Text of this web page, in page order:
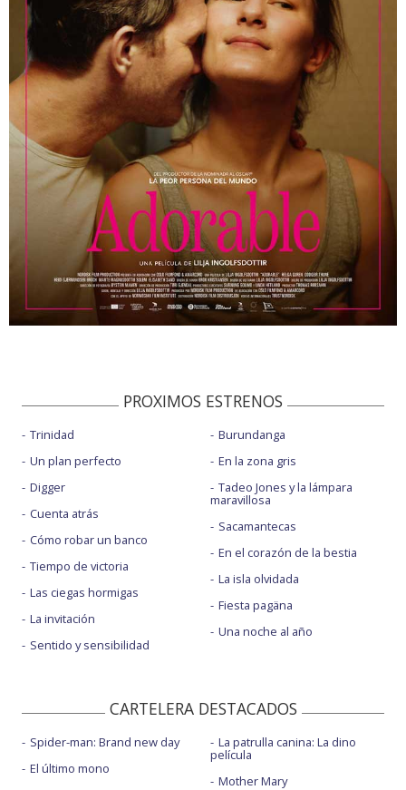
PROXIMOS ESTRENOS
Trinidad
Un plan perfecto
Digger
Cuenta atrás
Cómo robar un banco
Tiempo de victoria
Las ciegas hormigas
La invitación
Sentido y sensibilidad
Burundanga
En la zona gris
Tadeo Jones y la lámpara
maravillosa
Sacamantecas
En el corazón de la bestia
La isla olvidada
Fiesta pagäna
Una noche al año
CARTELERA DESTACADOS
Spider-man: Brand new day
El último mono
La patrulla canina: La dino
película
Mother Mary